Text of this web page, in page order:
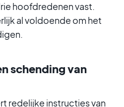
hoofdredenen vast.
al voldoende om het
schending van
redelijke instructies van